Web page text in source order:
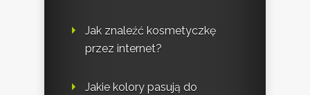
Jak znaleźć kosmetyczkę
przez internet?
Jakie kolory pasują do